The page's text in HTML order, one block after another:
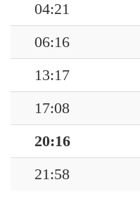
04:21
06:16
13:17
17:08
20:16
21:58